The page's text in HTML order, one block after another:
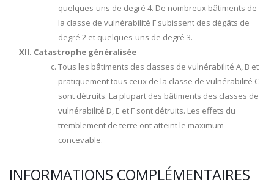
quelques-uns de degré 4. De nombreux bâtiments de
la classe de vulnérabilité F subissent des dégâts de
degré 2 et quelques-uns de degré 3.
Catastrophe généralisée
Tous les bâtiments des classes de vulnérabilité A, B et
pratiquement tous ceux de la classe de vulnérabilité C
sont détruits. La plupart des bâtiments des classes de
vulnérabilité D, E et F sont détruits. Les effets du
tremblement de terre ont atteint le maximum
concevable.
INFORMATIONS COMPLÉMENTAIRES